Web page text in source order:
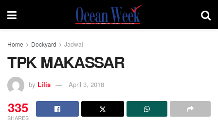
Home Dockyard Jadwal
TPK MAKASSAR
by Lilis April 3, 2018
335
SHARES